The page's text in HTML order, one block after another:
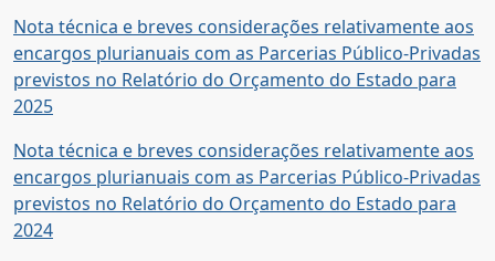
Nota técnica e breves considerações relativamente aos
encargos plurianuais com as Parcerias Público-Privadas
previstos no Relatório do Orçamento do Estado para
2025
Nota técnica e breves considerações relativamente aos
encargos plurianuais com as Parcerias Público-Privadas
previstos no Relatório do Orçamento do Estado para
2024